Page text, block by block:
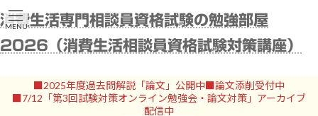
ン
ン
ビ
ー
消費生活専門相談員資格試験の勉強部屋
2026（消費生活相談員資格試験対策講座）
■2025年度過去問解説「論文」公開中■論文添削受付中
■7/12「第3回試験対策オンライン勉強会・論文対策」アーカイブ
配信中
MENU